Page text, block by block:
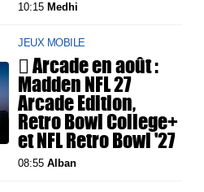
10:15 Medhi
JEUX MOBILE
 Arcade en août :
Madden NFL 27
Arcade Edition,
Retro Bowl College+
et NFL Retro Bowl '27
08:55Alban